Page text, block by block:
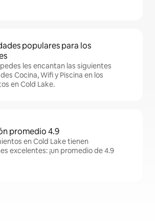
populares para los
les encantan las siguientes
Cocina, Wifi y Piscina en los
en Cold Lake.
promedio 4.9
en Cold Lake tienen
excelentes: ¡un promedio de 4.9